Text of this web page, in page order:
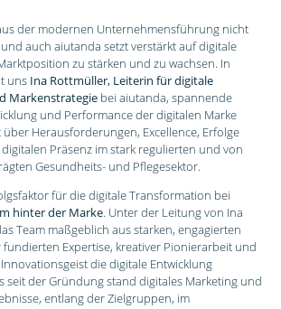
der modernen Unternehmensführung nicht
auch aiutanda setzt verstärkt auf digitale
zu stärken und zu wachsen. In
uns Ina Rottmüller, Leiterin für digitale
Markenstrategie bei aiutanda, spannende
und Performance der digitalen Marke
Herausforderungen, Excellence, Erfolge
Präsenz im stark regulierten und von
Gesundheits- und Pflegesektor.
für die digitale Transformation bei
hinter der Marke. Unter der Leitung von Ina
Team maßgeblich aus starken, engagierten
Expertise, kreativer Pionierarbeit und
die digitale Entwicklung
seit der Gründung stand digitales Marketing und
entlang der Zielgruppen, im